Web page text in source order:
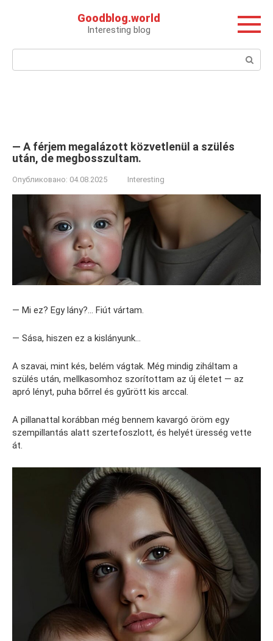
Goodblog.world
Interesting blog
Поиск:
— A férjem megalázott közvetlenül a szülés
után, de megbosszultam.
Опубликовано: 04.08.2025 Interesting
— Mi ez? Egy lány?… Fiút vártam.
— Sása, hiszen ez a kislányunk…
A szavai, mint kés, belém vágtak. Még mindig ziháltam a
szülés után, mellkasomhoz szorítottam az új életet — az
apró lényt, puha bőrrel és gyűrött kis arccal.
A pillanattal korábban még bennem kavargó öröm egy
szempillantás alatt szertefoszlott, és helyét üresség vette
át.